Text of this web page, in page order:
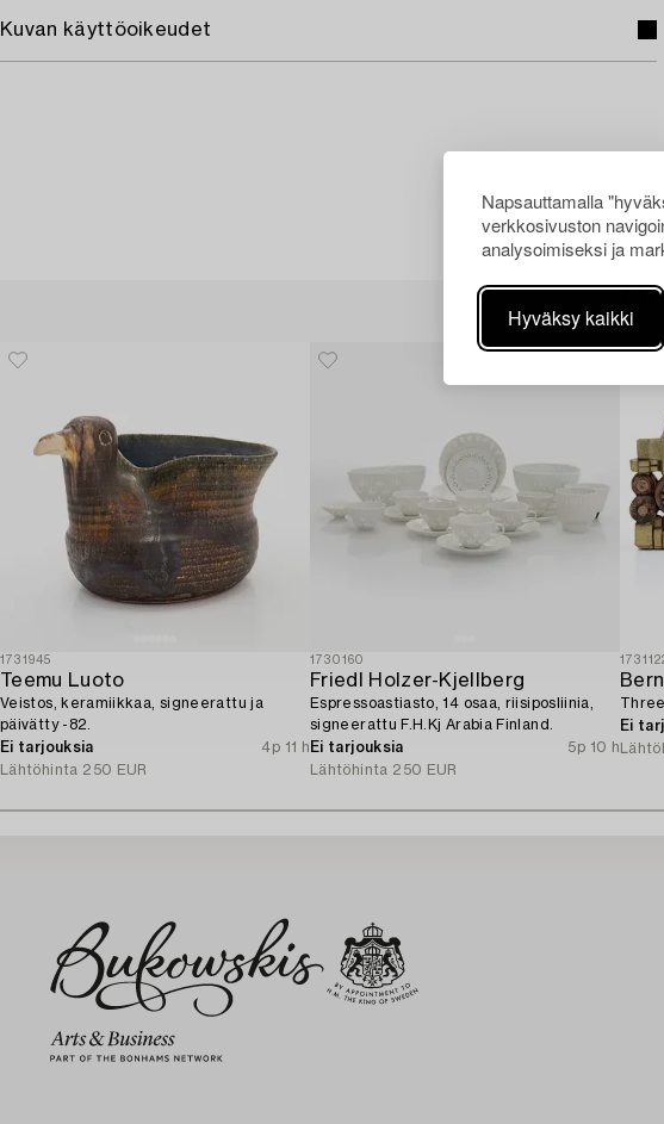
Napsauttamalla
verkkosivuston
analysoimiseksi ja
Hyväksy kaikki
Kuvan käyttöoikeudet
1731945
Teemu Luoto
Veistos, keramiikkaa, signeerattu ja
päivätty -82.
Ei tarjouksia
4p 11 h
Lähtöhinta 250 EUR
1730160
Friedl Holzer-Kjellberg
Espressoastiasto, 14 osaa, riisiposliinia,
signeerattu F.H.Kj Arabia Finland.
Ei tarjouksia
5p 10 h
Lähtöhinta 250 EUR
Ei